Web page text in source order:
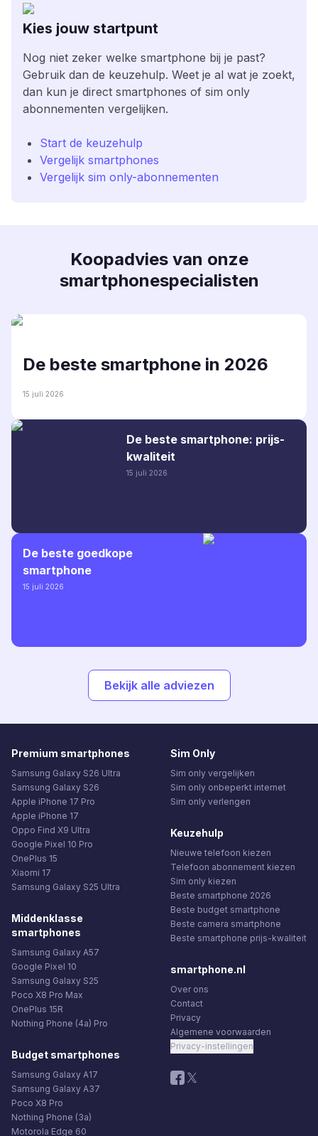
Kies jouw startpunt
Nog niet zeker welke smartphone bij je past?
Gebruik dan de keuzehulp. Weet je al wat je zoekt,
dan kun je direct smartphones of sim only
abonnementen vergelijken.
Start de keuzehulp
Vergelijk smartphones
Vergelijk sim only-abonnementen
Koopadvies van onze
smartphonespecialisten
De beste smartphone in 2026
15 juli 2026
De beste smartphone: prijs-
kwaliteit
15 juli 2026
De beste goedkope
smartphone
15 juli 2026
Bekijk alle adviezen
Premium smartphones
Samsung Galaxy S26 Ultra
Samsung Galaxy S26
Apple iPhone 17 Pro
Apple iPhone 17
Oppo Find X9 Ultra
Google Pixel 10 Pro
OnePlus 15
Xiaomi 17
Samsung Galaxy S25 Ultra
Middenklasse
smartphones
Samsung Galaxy A57
Google Pixel 10
Samsung Galaxy S25
Poco X8 Pro Max
OnePlus 15R
Nothing Phone (4a) Pro
Budget smartphones
Samsung Galaxy A17
Samsung Galaxy A37
Poco X8 Pro
Nothing Phone (3a)
Motorola Edge 60
Sim Only
Sim only vergelijken
Sim only onbeperkt internet
Sim only verlengen
Keuzehulp
Nieuwe telefoon kiezen
Telefoon abonnement kiezen
Sim only kiezen
Beste smartphone 2026
Beste budget smartphone
Beste camera smartphone
Beste smartphone prijs-kwaliteit
smartphone.nl
Over ons
Contact
Privacy
Algemene voorwaarden
Privacy-instellingen